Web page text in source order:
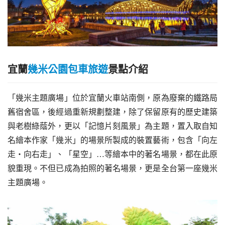
宜蘭幾米公園包車旅遊景點介紹
「幾米主題廣場」位於宜蘭火車站南側，原為廢棄的鐵路局
舊宿舍區，後經過重新規劃整建，除了保留原有的歷史建築
與老樹綠蔭外，更以「記憶片刻風景」為主題，置入取自知
名繪本作家「幾米」的場景所製成的裝置藝術，包含「向左
走‧向右走」、「星空」…等繪本中的著名場景，都在此原
貌重現。不但已成為拍照的著名場景，更是全台第一座幾米
主題廣場。